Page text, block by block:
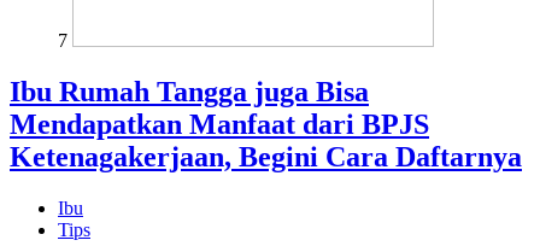
7
Ibu Rumah Tangga juga Bisa
Mendapatkan Manfaat dari BPJS
Ketenagakerjaan, Begini Cara Daftarnya
Ibu
Tips